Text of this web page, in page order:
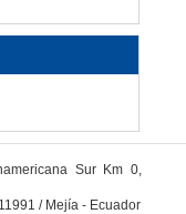
Sur Km 0,
/ Mejía - Ecuador